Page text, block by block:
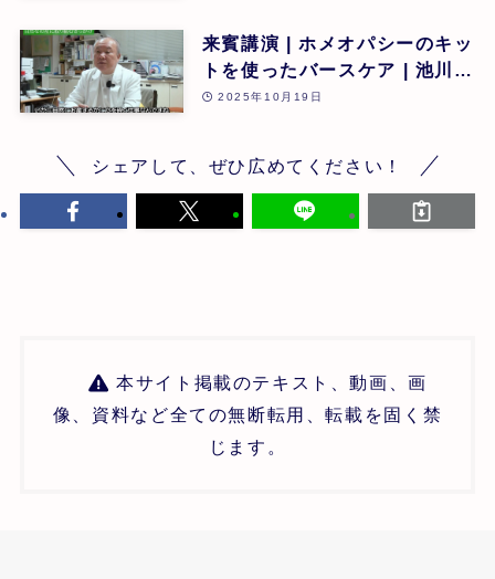
来賓講演 | ホメオパシーのキッ
トを使ったバースケア | 池川
明 | 第26回
2025年10月19日
シェアして、ぜひ広めてください！
本サイト掲載のテキスト、動画、画
像、資料など全ての無断転用、転載を固く禁
じます。